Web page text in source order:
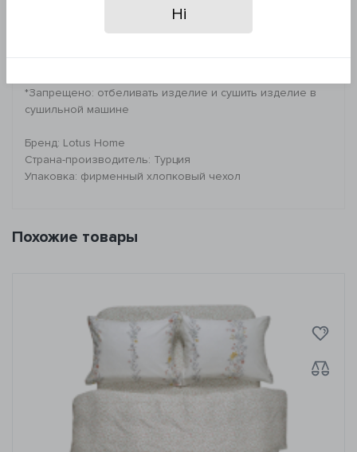
Наволочки с ушками: 50*70+5 см (2 шт)
*Запрещено: отбеливать изделие и сушить изделие в
сушильной машине
Бренд: Lotus Home
Страна-производитель: Турция
Упаковка: фирменный хлопковый чехол
Похожие товары
Ні